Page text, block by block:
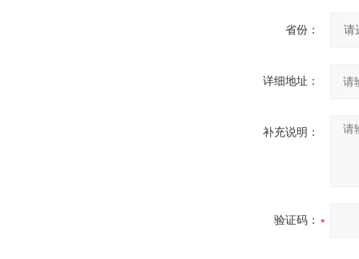
省份：
详细地址：
补充说明：
验证码：